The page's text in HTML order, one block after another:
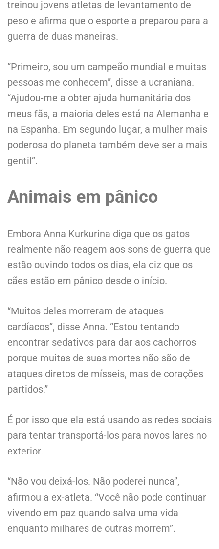
treinou jovens atletas de levantamento de
peso e afirma que o esporte a preparou para a
guerra de duas maneiras.
“Primeiro, sou um campeão mundial e muitas
pessoas me conhecem”, disse a ucraniana.
“Ajudou-me a obter ajuda humanitária dos
meus fãs, a maioria deles está na Alemanha e
na Espanha. Em segundo lugar, a mulher mais
poderosa do planeta também deve ser a mais
gentil”.
Animais em pânico
Embora Anna Kurkurina diga que os gatos
realmente não reagem aos sons de guerra que
estão ouvindo todos os dias, ela diz que os
cães estão em pânico desde o início.
“Muitos deles morreram de ataques
cardíacos”, disse Anna. “Estou tentando
encontrar sedativos para dar aos cachorros
porque muitas de suas mortes não são de
ataques diretos de mísseis, mas de corações
partidos.”
É por isso que ela está usando as redes sociais
para tentar transportá-los para novos lares no
exterior.
“Não vou deixá-los. Não poderei nunca”,
afirmou a ex-atleta. “Você não pode continuar
vivendo em paz quando salva uma vida
enquanto milhares de outras morrem”.